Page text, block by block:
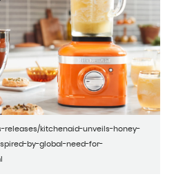
releases/kitchenaid-unveils-honey-
by-global-need-for-